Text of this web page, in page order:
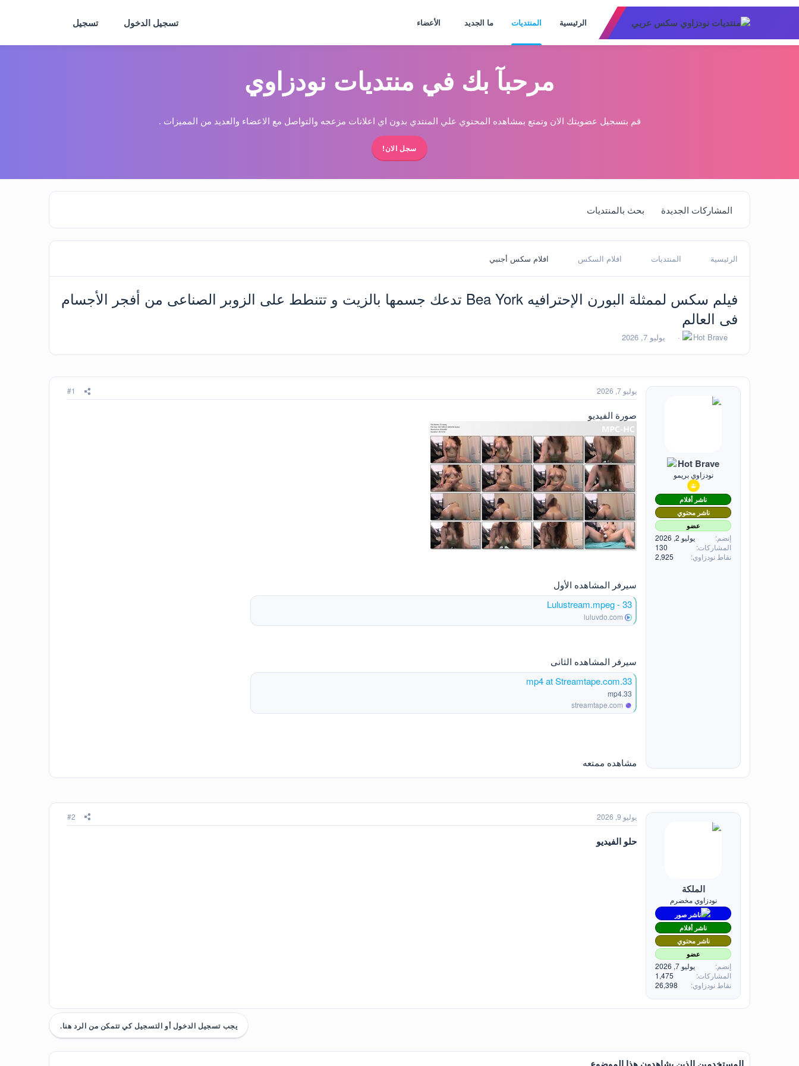
الرئيسية المنتديات ما الجديد الأعضاء تسجيل الدخول تسجيل
مرحبآ بك في منتديات نودزاوي
قم بتسجيل عضويتك الان وتمتع بمشاهده المحتوي علي المنتدي بدون اي اعلانات مزعجه والتواصل مع الاعضاء والعديد من المميزات .
سجل الان!
المشاركات الجديدة بحث بالمنتديات
الرئيسية المنتديات افلام السكس افلام سكس أجنبي
فيلم سكس لممثلة البورن الإحترافيه Bea York تدعك جسمها بالزيت و تتنطط على الزوبر الصناعى من أفجر الأجسام
فى العالم
ب
د
ا
ل
Hot Brave
ت
ر
خ
ا
يوليو 7, 2026
Hot Brave
نودزاوي بريمو
ناشر أفلام
ناشر محتوي
عضو
إنضم
يوليو 2, 2026
المشاركات
130
نقاط نودزاوي
2,925
يوليو 7, 2026 #1
صورة الفيديو
سيرفر المشاهده الأول
33 - Lulustream.mpeg
luluvdo.com
سيرفر المشاهده الثانى
33.mp4 at Streamtape.com
33.mp4
streamtape.com
مشاهده ممتعه
الملكة
نودزاوي مخضرم
ناشر صور
ناشر أفلام
ناشر محتوي
عضو
إنضم
يوليو 7, 2026
المشاركات
1,475
نقاط نودزاوي
26,398
يوليو 9, 2026 #2
حلو الفيديو
يجب تسجيل الدخول أو التسجيل كي تتمكن من الرد هنا.